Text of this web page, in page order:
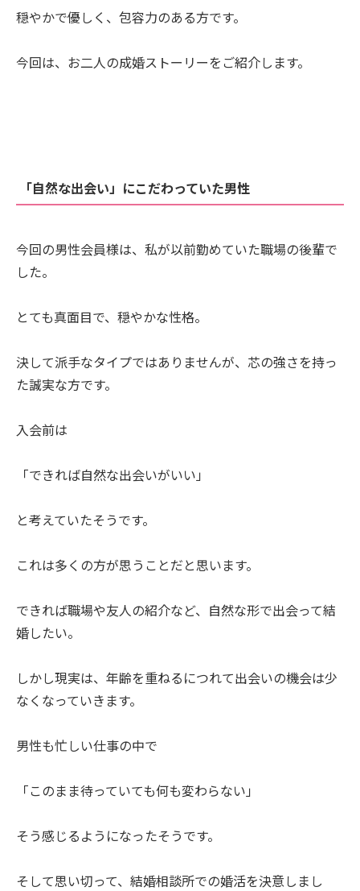
穏やかで優しく、包容力のある方です。
今回は、お二人の成婚ストーリーをご紹介します。
「自然な出会い」にこだわっていた男性
今回の男性会員様は、私が以前勤めていた職場の後輩で
した。
とても真面目で、穏やかな性格。
決して派手なタイプではありませんが、芯の強さを持っ
た誠実な方です。
入会前は
「できれば自然な出会いがいい」
と考えていたそうです。
これは多くの方が思うことだと思います。
できれば職場や友人の紹介など、自然な形で出会って結
婚したい。
しかし現実は、年齢を重ねるにつれて出会いの機会は少
なくなっていきます。
男性も忙しい仕事の中で
「このまま待っていても何も変わらない」
そう感じるようになったそうです。
そして思い切って、結婚相談所での婚活を決意しまし